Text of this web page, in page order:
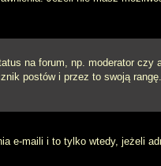
na forum, np. moderator
postów i przez to swoją
e-maili i to tylko wtedy, jeżeli